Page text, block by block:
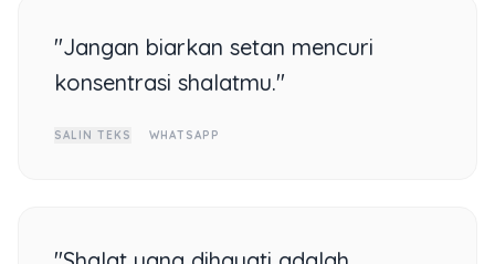
"Jangan biarkan setan mencuri
konsentrasi shalatmu."
SALIN TEKS WHATSAPP